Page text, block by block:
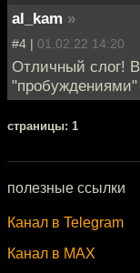
al_kam »
#4 | 01.02.22 14:20
Отличный слог!
cтраницы: 1
полезные ссылки
Канал в Telegram
Канал в MAX